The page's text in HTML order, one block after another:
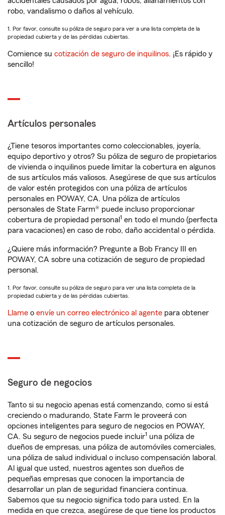
robo, vandalismo o daños al vehículo.
1. Por favor, consulte su póliza de seguro para ver a una lista completa de la
propiedad cubierta y de las pérdidas cubiertas.
Comience su cotización de seguro de inquilinos. ¡Es rápido y
sencillo!
Artículos personales
¿Tiene tesoros importantes como coleccionables, joyería,
equipo deportivo y otros? Su póliza de seguro de propietarios
de vivienda o inquilinos puede limitar la cobertura en algunos
de sus artículos más valiosos. Asegúrese de que sus artículos
de valor estén protegidos con una póliza de artículos
personales en POWAY, CA. Una póliza de artículos
personales de State Farm® puede incluso proporcionar
cobertura de propiedad personal 1 en todo el mundo (perfecta
para vacaciones) en caso de robo, daño accidental o pérdida.
¿Quiere más información? Pregunte a Bob Francy III en
POWAY, CA sobre una cotización de seguro de propiedad
personal.
1. Por favor, consulte su póliza de seguro para ver una lista completa de la
propiedad cubierta y de las pérdidas cubiertas.
Llame o envíe un correo electrónico al agente para obtener
una cotización de seguro de artículos personales.
Seguro de negocios
Tanto si su negocio apenas está comenzando, como si está
creciendo o madurando, State Farm le proveerá con
opciones inteligentes para seguro de negocios en POWAY,
CA. Su seguro de negocios puede incluir1 una póliza de
dueños de empresas, una póliza de automóviles comerciales,
una póliza de salud individual o incluso compensación laboral.
Al igual que usted, nuestros agentes son dueños de
pequeñas empresas que conocen la importancia de
desarrollar un plan de seguridad financiera continua.
Sabemos que su negocio significa todo para usted. En la
medida en que crezca, asegúrese de que tiene los productos